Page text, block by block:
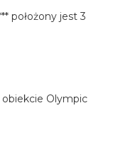
położony jest 3
Olympic